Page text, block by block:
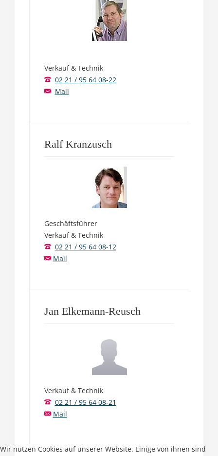
Verkauf & Technik
02 21 / 95 64 08-22
Mail
Ralf Kranzusch
Geschäftsführer
Verkauf & Technik
02 21 / 95 64 08-12
Mail
Jan Elkemann-Reusch
Verkauf & Technik
02 21 / 95 64 08-21
Mail
Wir nutzen Cookies auf unserer Website. Einige von ihnen sind